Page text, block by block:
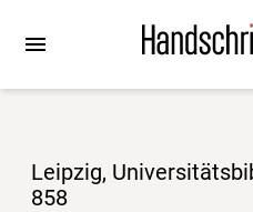
Leipzig,
858